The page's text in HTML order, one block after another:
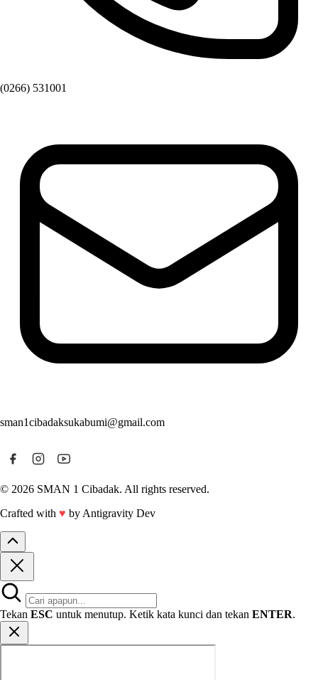
(0266) 531001
sman1cibadaksukabumi@gmail.com
© 2026 SMAN 1 Cibadak. All rights reserved.
Crafted with ♥ by Antigravity Dev
Tekan ESC untuk menutup. Ketik kata kunci dan tekan ENTER.